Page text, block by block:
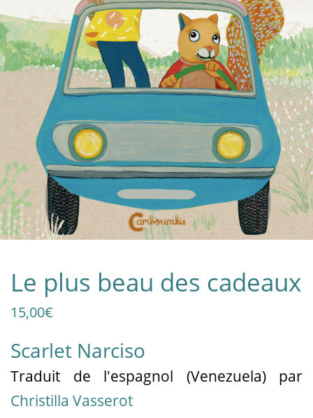
Le plus beau des cadeaux
15,00€
Scarlet Narciso
Traduit de l'espagnol (Venezuela) par
Christilla Vasserot